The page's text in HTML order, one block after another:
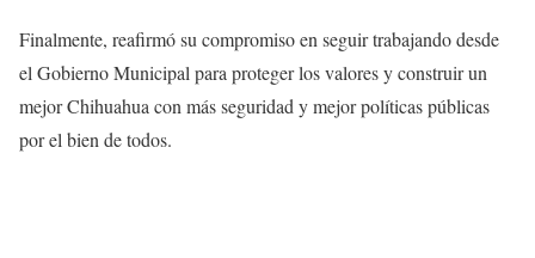
Finalmente, reafirmó su compromiso en seguir trabajando desde
el Gobierno Municipal para proteger los valores y construir un
mejor Chihuahua con más seguridad y mejor políticas públicas
por el bien de todos.